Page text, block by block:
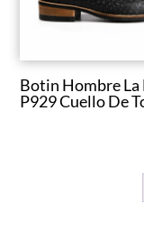
Botin Hombre La
P929 Cuello De